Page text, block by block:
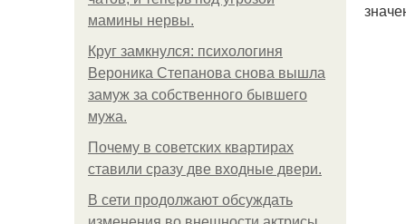
мамины нервы.
Круг замкнулся: психологиня
Вероника Степанова снова вышла
замуж за собственного бывшего
мужа.
Почему в советских квартирах
ставили сразу две входные двери.
В сети продолжают обсуждать